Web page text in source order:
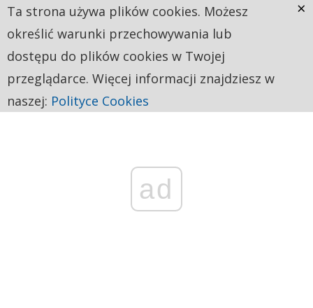
ad
Ta strona używa plików cookies. Możesz
określić warunki przechowywania lub
dostępu do plików cookies w Twojej
przeglądarce. Więcej informacji znajdziesz w
naszej: Polityce Cookies
×